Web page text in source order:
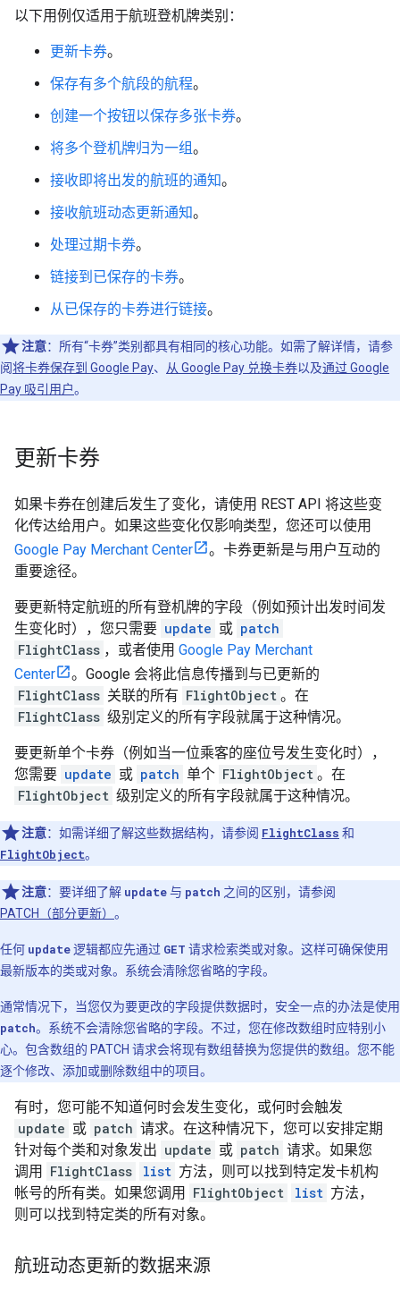
以下用例仅适用于航班登机牌类别：
更新卡券。
保存有多个航段的航程。
创建一个按钮以保存多张卡券。
将多个登机牌归为一组。
接收即将出发的航班的通知。
接收航班动态更新通知。
处理过期卡券。
链接到已保存的卡券。
从已保存的卡券进行链接。
注意：所有“卡券”类别都具有相同的核心功能。如需了解详情，请参
阅将卡券保存到 Google Pay、 从 Google Pay 兑换卡券以及通过 Google
Pay 吸引用户。
更新卡券
如果卡券在创建后发生了变化，请使用 REST API 将这些变
化传达给用户。如果这些变化仅影响类型，您还可以使用
Google Pay Merchant Center
。卡券更新是与用户互动的
重要途径。
要更新特定航班的所有登机牌的字段（例如预计出发时间发
生变化时），您只需要 update 或 patch
FlightClass ，或者使用 Google Pay Merchant
Center
。Google 会将此信息传播到与已更新的
FlightClass 关联的所有 FlightObject 。在
FlightClass 级别定义的所有字段就属于这种情况。
要更新单个卡券（例如当一位乘客的座位号发生变化时），
您需要 update 或 patch 单个 FlightObject 。在
FlightObject 级别定义的所有字段就属于这种情况。
注意：如需详细了解这些数据结构，请参阅 FlightClass 和
FlightObject。
注意：要详细了解 update与 patch 之间的区别，请参阅
PATCH（部分更新） 。
任何 update逻辑都应先通过 GET 请求检索类或对象。这样可确保使用
最新版本的类或对象。系统会清除您省略的字段。
通常情况下，当您仅为要更改的字段提供数据时，安全一点的办法是使用
patch。系统不会清除您省略的字段。不过，您在修改数组时应特别小
心。包含数组的 PATCH 请求会将现有数组替换为您提供的数组。您不能
逐个修改、添加或删除数组中的项目。
有时，您可能不知道何时会发生变化，或何时会触发
update 或 patch 请求。在这种情况下，您可以安排定期
针对每个类和对象发出 update 或 patch 请求。如果您
调用
FlightClass list 方法，则可以找到特定发卡机构
帐号的所有类。如果您调用
FlightObject list 方法，
则可以找到特定类的所有对象。
航班动态更新的数据来源